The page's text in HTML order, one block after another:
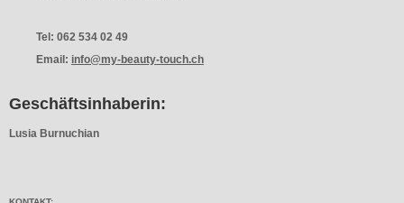
Tel: 062 534 02 49
Email: info@my-beauty-touch.ch
Geschäftsinhaberin:
Lusia Burnuchian